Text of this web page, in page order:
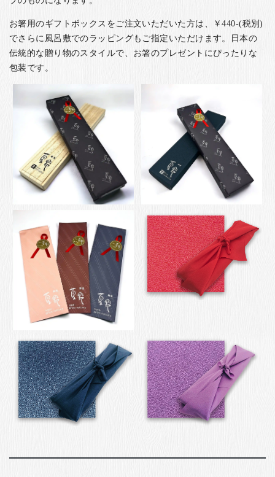
お箸用のギフトボックスをご注文いただいた方は、￥440-(税別)
でさらに風呂敷でのラッピングもご指定いただけます。日本の
伝統的な贈り物のスタイルで、お箸のプレゼントにぴったりな
包装です。